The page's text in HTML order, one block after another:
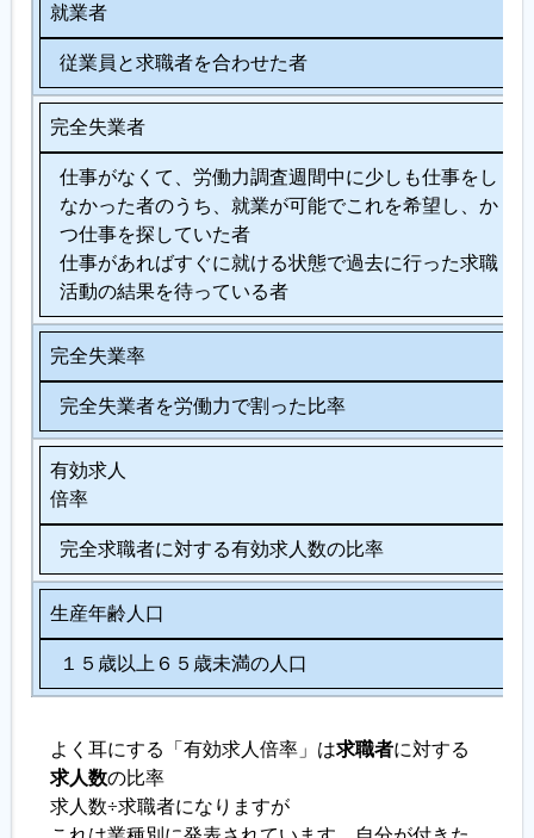
就業者
従業員と求職者を合わせた者
完全失業者
仕事がなくて、労働力調査週間中に少しも仕事をし
なかった者のうち、就業が可能でこれを希望し、か
つ仕事を探していた者
仕事があればすぐに就ける状態で過去に行った求職
活動の結果を待っている者
完全失業率
完全失業者を労働力で割った比率
有効求人
倍率
完全求職者に対する有効求人数の比率
生産年齢人口
１５歳以上６５歳未満の人口
よく耳にする「有効求人倍率」は求職者に対する
求人数の比率
求人数÷求職者になりますが